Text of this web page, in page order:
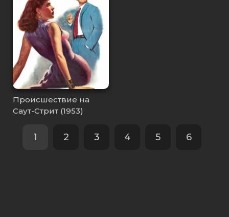
Происшествие на
Саут-Стрит (1953)
1 2 3 4 5 6